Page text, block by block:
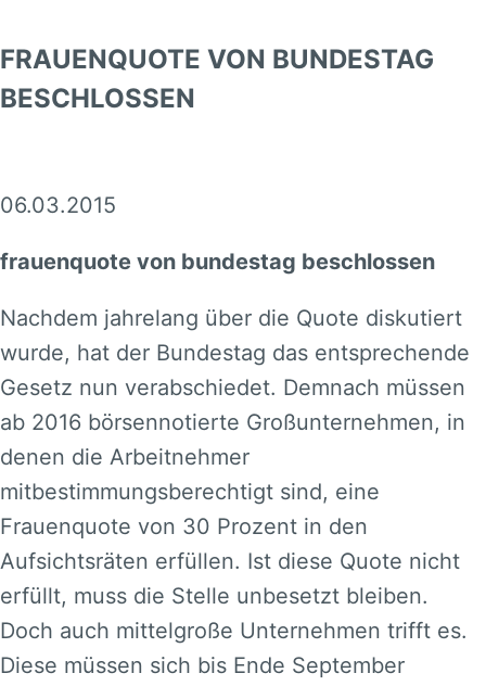
FRAUENQUOTE VON BUNDESTAG
BESCHLOSSEN
06.03.2015
frauenquote von bundestag beschlossen
Nachdem jahrelang über die Quote diskutiert
wurde, hat der Bundestag das entsprechende
Gesetz nun verabschiedet. Demnach müssen
ab 2016 börsennotierte Großunternehmen, in
denen die Arbeitnehmer
mitbestimmungsberechtigt sind, eine
Frauenquote von 30 Prozent in den
Aufsichtsräten erfüllen. Ist diese Quote nicht
erfüllt, muss die Stelle unbesetzt bleiben.
Doch auch mittelgroße Unternehmen trifft es.
Diese müssen sich bis Ende September